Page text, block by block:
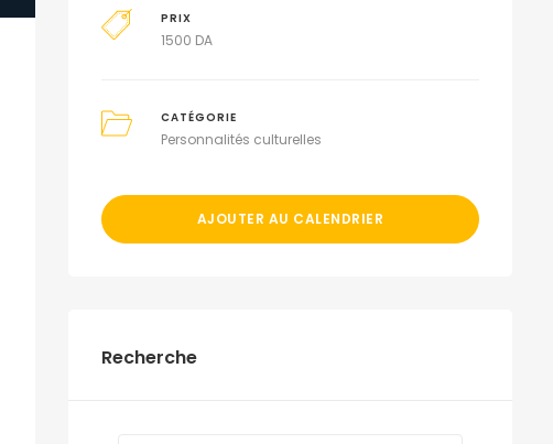
PRIX
1500 DA
CATÉGORIE
Personnalités culturelles
AJOUTER AU CALENDRIER
Recherche